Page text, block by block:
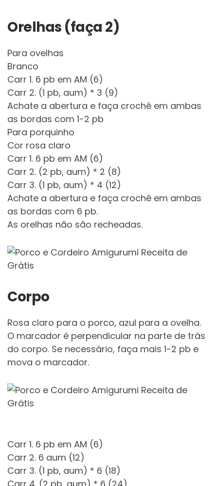
Orelhas (faça 2)
Para ovelhas
Branco
Carr 1. 6 pb em AM (6)
Carr 2. (1 pb, aum) * 3 (9)
Achate a abertura e faça crochê em ambas
as bordas com 1-2 pb
Para porquinho
Cor rosa claro
Carr 1. 6 pb em AM (6)
Carr 2. (2 pb, aum) * 2 (8)
Carr 3. (1 pb, aum) * 4 (12)
Achate a abertura e faça crochê em ambas
as bordas com 6 pb.
As orelhas não são recheadas.
Corpo
Rosa claro para o porco, azul para a ovelha.
O marcador é perpendicular na parte de trás
do corpo. Se necessário, faça mais 1-2 pb e
mova o marcador.
Carr 1. 6 pb em AM (6)
Carr 2. 6 aum (12)
Carr 3. (1 pb, aum) * 6 (18)